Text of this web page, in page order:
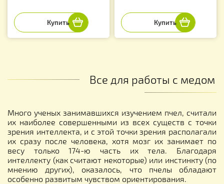
Все для работы с медом
Много ученых занимавшихся изучением пчел, считали
их наиболее совершенными из всех существ с точки
зрения интеллекта, и с этой точки зрения располагали
их сразу после человека, хотя мозг их занимает по
весу только 174-ю часть их тела. Благодаря
интеллекту (как считают некоторые) или инстинкту (по
мнению других), оказалось, что пчелы обладают
особенно развитым чувством ориентирования.